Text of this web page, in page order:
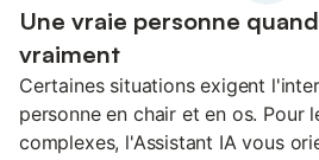
Une vraie personne
vraiment
Certaines situations exigent
personne en chair et en os. Pour
complexes, l'Assistant IA vous